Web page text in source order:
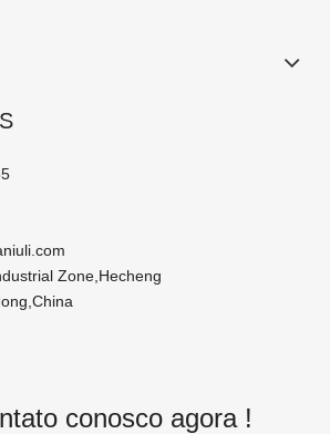
Zone,Hecheng
conosco agora !